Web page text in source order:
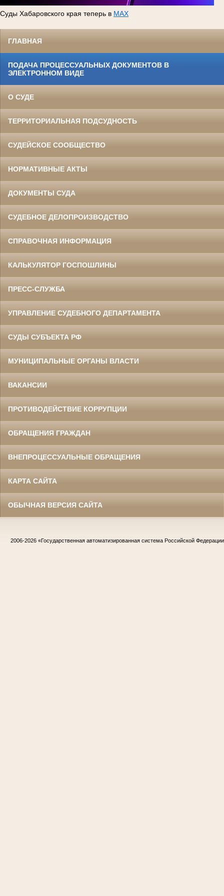
Суды Хабаровского края теперь в MAX
ГЛАВНАЯ
ПОДАЧА ПРОЦЕССУАЛЬНЫХ ДОКУМЕНТОВ В
ЭЛЕКТРОННОМ ВИДЕ
О СУДЕ
ТЕРРИТОРИАЛЬНАЯ ПОДСУДНОСТЬ
СУДЕЙСКОЕ СООБЩЕСТВО
НОРМАТИВНЫЕ АКТЫ
ДОКУМЕНТЫ СУДА
СУДЕБНОЕ ДЕЛОПРОИЗВОДСТВО
СПРАВОЧНАЯ ИНФОРМАЦИЯ
КАЛЬКУЛЯТОР ГОСПОШЛИНЫ
ПРЕСС-СЛУЖБА
УПРАВЛЕНИЕ СУДЕБНОГО ДЕПАРТАМЕНТА
СУДЫ СУБЪЕКТА РФ
МУНИЦИПАЛЬНЫЕ ОРГАНЫ ВЛАСТИ
ВАКАНСИИ
ПРОТИВОДЕЙСТВИЕ КОРРУПЦИИ
ОБРАЩЕНИЯ ГРАЖДАН
ВНЕПРОЦЕССУАЛЬНЫЕ ОБРАЩЕНИЯ
КАРТА САЙТА
ОБЫЧНАЯ ВЕРСИЯ САЙТА
2006-2026 «Государственная автоматизированная система Российской